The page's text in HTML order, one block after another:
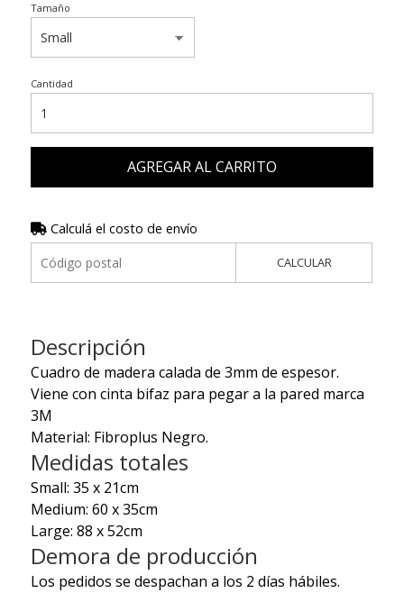
Tamaño
Cantidad
AGREGAR AL CARRITO
Calculá el costo de envío
CALCULAR
Descripción
Cuadro de madera calada de 3mm de espesor.
Viene con cinta bifaz para pegar a la pared marca
3M
Material: Fibroplus Negro.
Medidas totales
Small: 35 x 21cm
Medium: 60 x 35cm
Large: 88 x 52cm
Demora de producción
Los pedidos se despachan a los 2 días hábiles.